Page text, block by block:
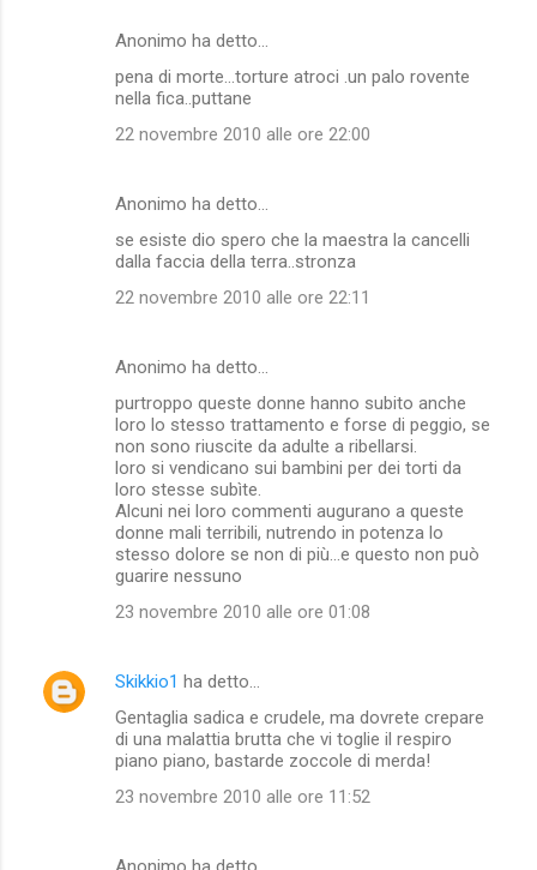
Anonimo ha detto…
pena di morte...torture atroci .un palo rovente
nella fica..puttane
22 novembre 2010 alle ore 22:00
Anonimo ha detto…
se esiste dio spero che la maestra la cancelli
dalla faccia della terra..stronza
22 novembre 2010 alle ore 22:11
Anonimo ha detto…
purtroppo queste donne hanno subito anche
loro lo stesso trattamento e forse di peggio, se
non sono riuscite da adulte a ribellarsi.
loro si vendicano sui bambini per dei torti da
loro stesse subìte.
Alcuni nei loro commenti augurano a queste
donne mali terribili, nutrendo in potenza lo
stesso dolore se non di più...e questo non può
guarire nessuno
23 novembre 2010 alle ore 01:08
Skikkio1 ha detto…
Gentaglia sadica e crudele, ma dovrete crepare
di una malattia brutta che vi toglie il respiro
piano piano, bastarde zoccole di merda!
23 novembre 2010 alle ore 11:52